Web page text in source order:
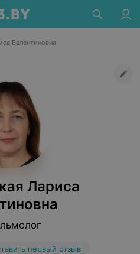
Валентиновна
Лариса
первый отзыв